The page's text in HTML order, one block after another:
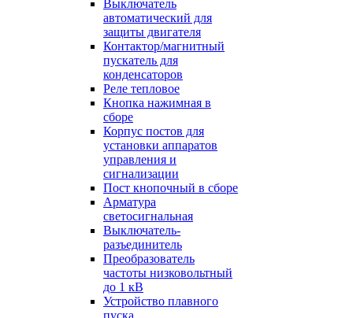
Выключатель
автоматический для
защиты двигателя
Контактор/магнитный
пускатель для
конденсаторов
Реле тепловое
Кнопка нажимная в
сборе
Корпус постов для
установки аппаратов
управления и
сигнализации
Пост кнопочный в сборе
Арматура
светосигнальная
Выключатель-
разъединитель
Преобразователь
частоты низковольтный
до 1 кВ
Устройство плавного
пуска